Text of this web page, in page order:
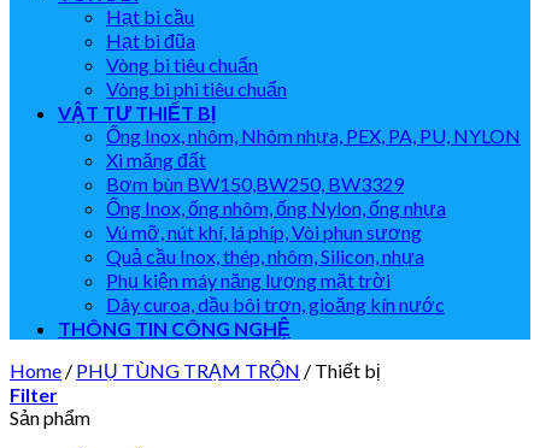
Hạt bi cầu
Hạt bi đũa
Vòng bi tiêu chuẩn
Vòng bi phi tiêu chuẩn
VẬT TƯ THIẾT BỊ
Ống Inox, nhôm, Nhôm nhựa, PEX, PA, PU, NYLON
Xi măng đất
Bơm bùn BW150,BW250, BW3329
Ống Inox, ống nhôm, ống Nylon, ống nhựa
Vú mỡ, nút khí, lá phíp, Vòi phun sương
Quả cầu Inox, thép, nhôm, Silicon, nhựa
Phụ kiện máy năng lượng mặt trời
Dây curoa, dầu bôi trơn, gioăng kín nước
THÔNG TIN CÔNG NGHỆ
Home / PHỤ TÙNG TRẠM TRỘN / Thiết bị
Filter
Sản phẩm